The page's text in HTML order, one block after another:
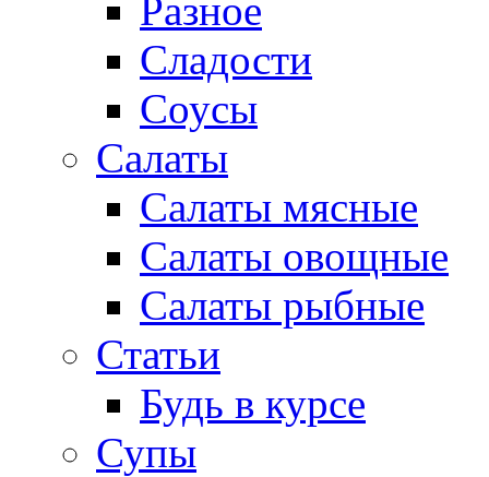
Разное
Сладости
Соусы
Салаты
Салаты мясные
Салаты овощные
Салаты рыбные
Статьи
Будь в курсе
Супы